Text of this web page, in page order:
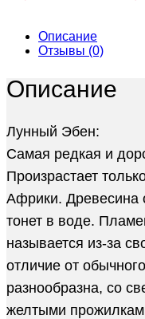
Описание
Отзывы (0)
Описание
Лунный Эбен:
Самая редкая и
Произрастает
Африки. Древесина
тонет в воде.
называется из-за
отличие от
разнообразна, со
желтыми